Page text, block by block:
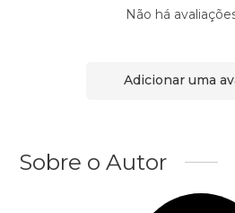
Não há
Adicionar uma
Sobre o Autor